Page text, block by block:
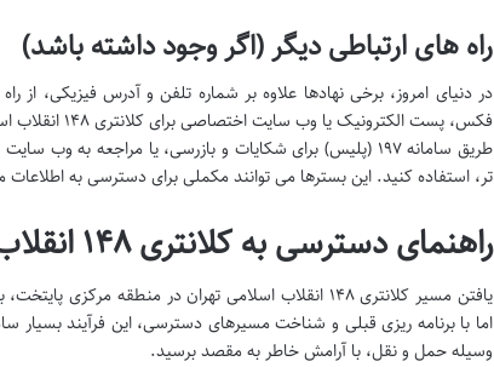
راه های ارتباطی دیگر (اگر وجود داشته باشد)
در دنیای امروز، برخی نهادها علاوه بر شماره تلفن و آدرس فیزیکی، از
فکس، پست
طریق سامانه ۱۹۷ (پلیس) برای شکایات و بازرسی، یا مراجعه
تر، استفاده کنید. این بسترها می توانند مکملی برای دسترسی به اطلاعات
راهنمای دسترسی به کلانتری ۱۴۸ انقلاب اسلامی: مسیریابی آسان
یافتن مسیر کلانتری ۱۴۸ انقلاب اسلامی تهران در
اما با برنامه ریزی قبلی و شناخت مسیرهای دسترسی، این فرآیند
وسیله حمل و نقل، با آرامش خاطر به مقصد برسید.